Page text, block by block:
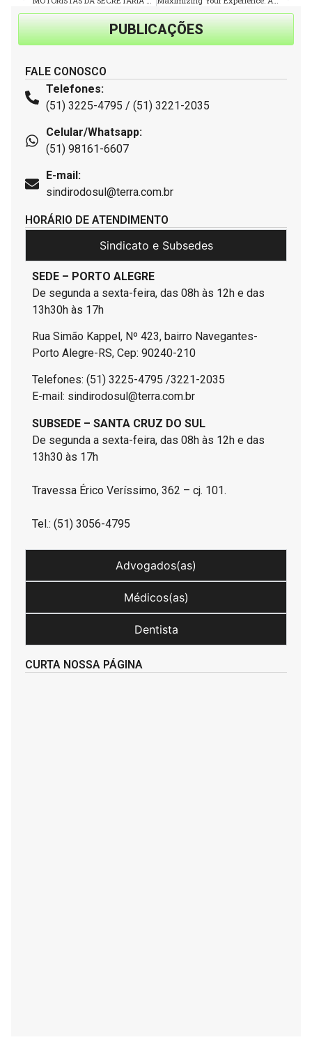
PUBLICAÇÕES
FALE CONOSCO
Telefones:
(51) 3225-4795 / (51) 3221-2035
Celular/Whatsapp:
(51) 98161-6607
E-mail:
sindirodosul@terra.com.br
HORÁRIO DE ATENDIMENTO
Sindicato e Subsedes
SEDE – PORTO ALEGRE
De segunda a sexta-feira, das 08h às 12h e das
13h30h às 17h
Rua Simão Kappel, Nº 423, bairro Navegantes-
Porto Alegre-RS, Cep: 90240-210
Telefones: (51) 3225-4795 /3221-2035
E-mail: sindirodosul@terra.com.br
SUBSEDE – SANTA CRUZ DO SUL
De segunda a sexta-feira, das 08h às 12h e das
13h30 às 17h
Travessa Érico Veríssimo, 362 – cj. 101.
Tel.: (51) 3056-4795
Advogados(as)
Médicos(as)
Dentista
CURTA NOSSA PÁGINA